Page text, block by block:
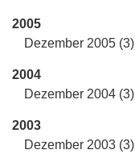
2005
Dezember 2005 (3)
2004
Dezember 2004 (3)
2003
Dezember 2003 (3)